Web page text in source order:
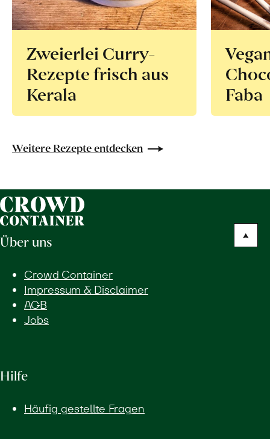
Zweierlei Curry-
Rezepte frisch aus
Kerala
Faba
Weitere Rezepte entdecken
Über uns
Crowd Container
Impressum & Disclaimer
AGB
Jobs
Hilfe
Häufig gestellte Fragen